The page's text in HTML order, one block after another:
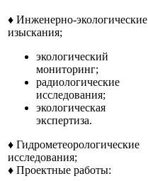
♦ Инженерно-экологические
изыскания;
экологический
мониторинг;
радиологические
исследования;
экологическая
экспертиза.
♦ Гидрометеорологические
исследования;
♦ Проектные работы: